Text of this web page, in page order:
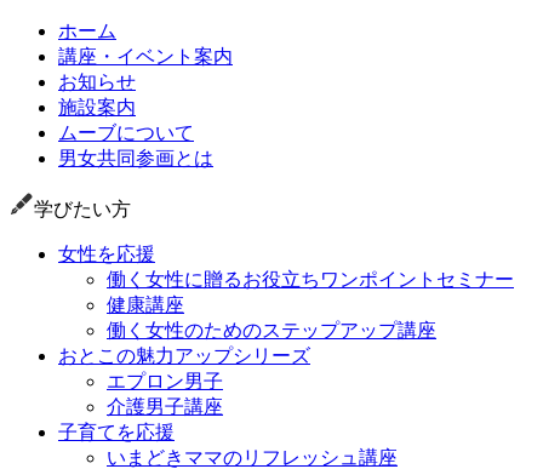
ホーム
講座・イベント案内
お知らせ
施設案内
ムーブについて
男女共同参画とは
学びたい方
女性を応援
働く女性に贈るお役立ちワンポイントセミナー
健康講座
働く女性のためのステップアップ講座
おとこの魅力アップシリーズ
エプロン男子
介護男子講座
子育てを応援
いまどきママのリフレッシュ講座